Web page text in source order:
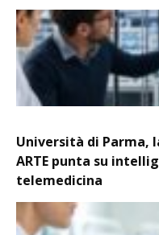
Università di Parma,
ARTE punta su
telemedicina